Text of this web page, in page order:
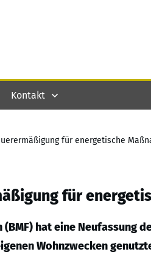
Kontakt
für energetische
für
hat eine Neufassung
Wohnzwecken